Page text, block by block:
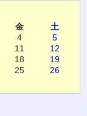
金
土
4
5
11
12
18
19
25
26